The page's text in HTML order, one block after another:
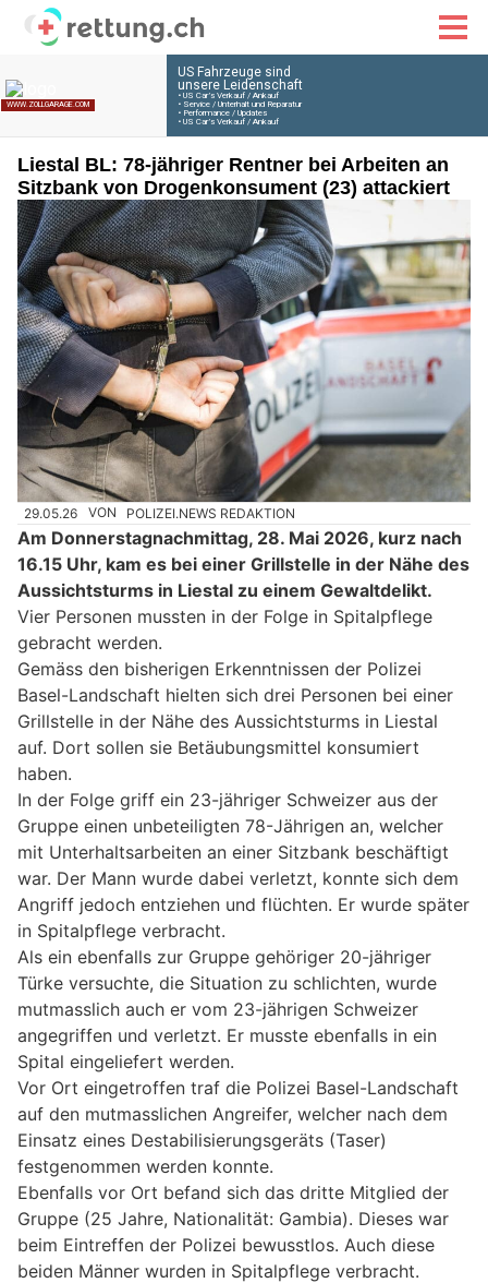
Liestal BL: 78-jähriger Rentner bei Arbeiten an
Sitzbank von Drogenkonsument (23) attackiert
29.05.26 VON POLIZEI.NEWS REDAKTION
Am Donnerstagnachmittag, 28. Mai 2026, kurz nach
16.15 Uhr, kam es bei einer Grillstelle in der Nähe des
Aussichtsturms in Liestal zu einem Gewaltdelikt.
Vier Personen mussten in der Folge in Spitalpflege
gebracht werden.
Gemäss den bisherigen Erkenntnissen der Polizei
Basel-Landschaft hielten sich drei Personen bei einer
Grillstelle in der Nähe des Aussichtsturms in Liestal
auf. Dort sollen sie Betäubungsmittel konsumiert
haben.
In der Folge griff ein 23-jähriger Schweizer aus der
Gruppe einen unbeteiligten 78-Jährigen an, welcher
mit Unterhaltsarbeiten an einer Sitzbank beschäftigt
war. Der Mann wurde dabei verletzt, konnte sich dem
Angriff jedoch entziehen und flüchten. Er wurde später
in Spitalpflege verbracht.
Als ein ebenfalls zur Gruppe gehöriger 20-jähriger
Türke versuchte, die Situation zu schlichten, wurde
mutmasslich auch er vom 23-jährigen Schweizer
angegriffen und verletzt. Er musste ebenfalls in ein
Spital eingeliefert werden.
Vor Ort eingetroffen traf die Polizei Basel-Landschaft
auf den mutmasslichen Angreifer, welcher nach dem
Einsatz eines Destabilisierungsgeräts (Taser)
festgenommen werden konnte.
Ebenfalls vor Ort befand sich das dritte Mitglied der
Gruppe (25 Jahre, Nationalität: Gambia). Dieses war
beim Eintreffen der Polizei bewusstlos. Auch diese
beiden Männer wurden in Spitalpflege verbracht.